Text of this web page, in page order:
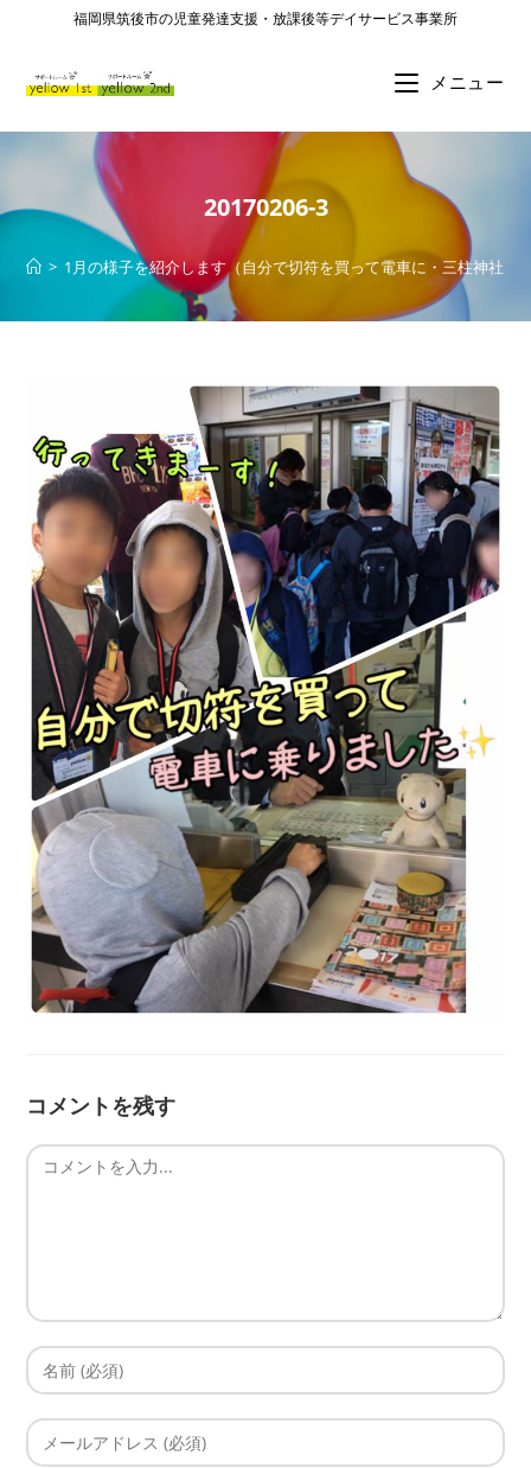
福岡県筑後市の児童発達支援・放課後等デイサービス事業所
メニュー
20170206-3
> 1月の様子を紹介します（自分で切符を買って電車に・三柱神社・
コメントを残す